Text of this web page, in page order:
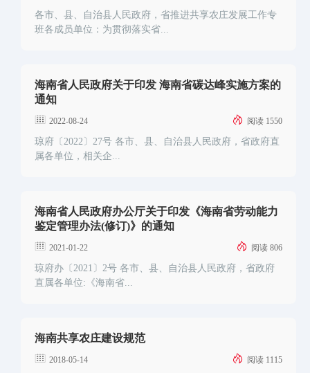
各市、县、自治县人民政府，省推进共享农庄发展工作专
班各成员单位：为贯彻落实省...
海南省人民政府关于印发 海南省碳达峰实施方案的
通知
2022-08-24 阅读 1550
琼府〔2022〕27号 各市、县、自治县人民政府，省政府直
属各单位，相关企...
海南省人民政府办公厅关于印发《海南省劳动能力
鉴定管理办法(修订)》的通知
2021-01-22 阅读 806
琼府办〔2021〕2号 各市、县、自治县人民政府，省政府
直属各单位:《海南省...
海南共享农庄建设规范
2018-05-14 阅读 1115